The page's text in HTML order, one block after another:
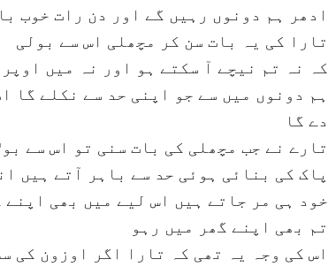
ادھر ہم دونوں رہیں گے اور دن رات خوب
تارا کی یہ بات سن کر مچھلی اس سے بولی
کہ نہ تم نیچے آ سکتے ہو اور نہ میں
ہم دونوں میں سے جو اپنی حد سے نکلے گا
دے گا
تارے نے جب مچھلی کی بات سنی تو اس سے
پاک کی بنائی ہوئی حد سے باہر آتے ہیں
خود ہی مر جاتے ہیں اس لیے میں بھی اپنے
تم بھی اپنے گھر میں رہو
اس کی وجہ یہ تھی کہ تارا اگر اوزون کی